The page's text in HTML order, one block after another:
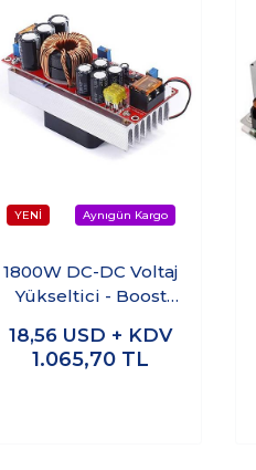
1800W DC-DC Voltaj
Yükseltici - Boost
18,56 USD + KDV
1.065,70 TL